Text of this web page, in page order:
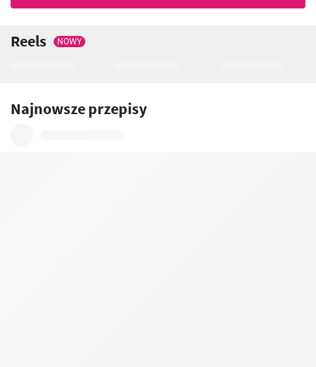
Reels NOWY
Najnowsze przepisy